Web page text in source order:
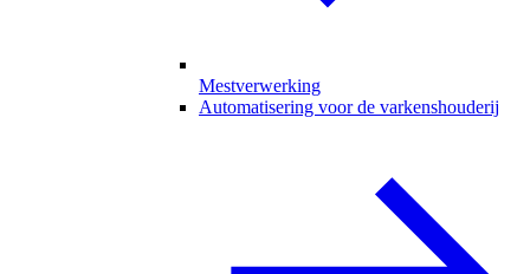
Mestverwerking
Automatisering voor de varkenshouderij